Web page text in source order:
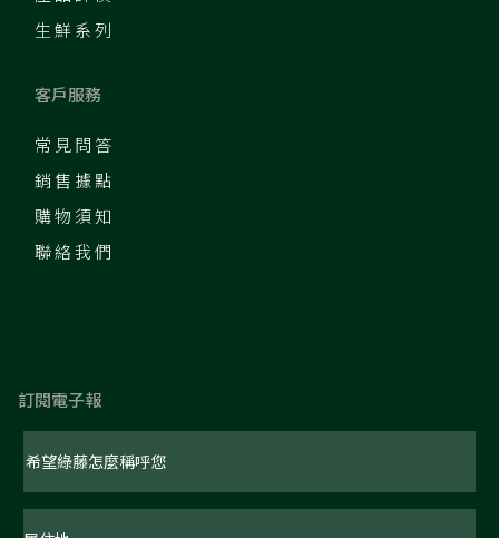
生鮮系列
客戶服務
常見問答
銷售據點
購物須知
聯絡我們
訂閱電子報